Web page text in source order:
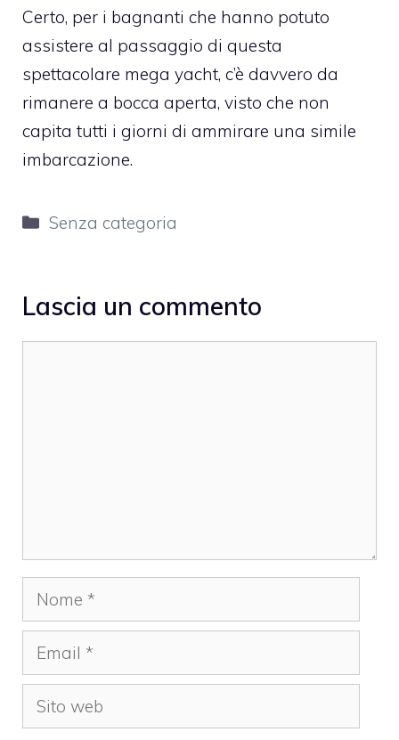
Certo, per i bagnanti che hanno potuto
assistere al passaggio di questa
spettacolare mega yacht, c’è davvero da
rimanere a bocca aperta, visto che non
capita tutti i giorni di ammirare una simile
imbarcazione.
Categorie
Senza categoria
Lascia un commento
Nome
Email
Sito
web